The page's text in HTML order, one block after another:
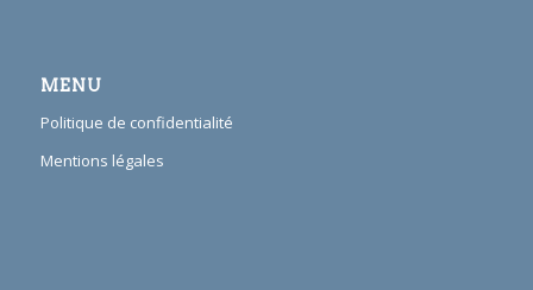
MENU
Politique de confidentialité
Mentions légales